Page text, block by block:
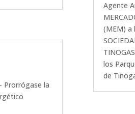
Prorrógase la
Agente
(MEM) a
los
de